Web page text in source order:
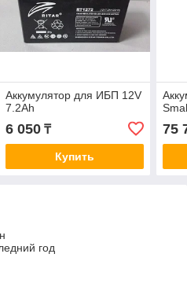
Аккумулятор для ИБП 12V
7.2Ah
6 050₸
Купить
75
год